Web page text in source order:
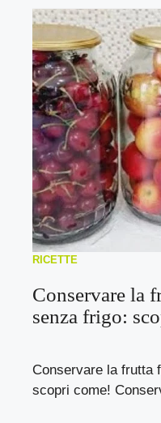
RICETTE
Conservare la
senza frigo:
Conservare la frutta
scopri come!